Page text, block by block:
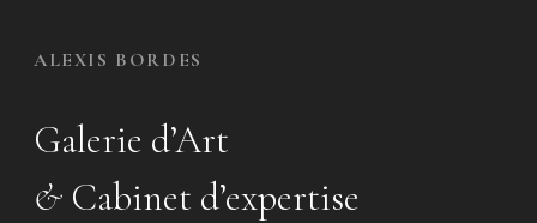
ALEXIS BORDES
Galerie d’Art
& Cabinet d’expertise